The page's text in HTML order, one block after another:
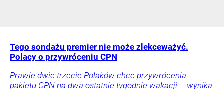
Tego sondażu premier nie może zlekceważyć.
Polacy o przywróceniu CPN
Prawie dwie trzecie Polaków chce przywrócenia
pakietu CPN na dwa ostatnie tygodnie wakacji – wynika